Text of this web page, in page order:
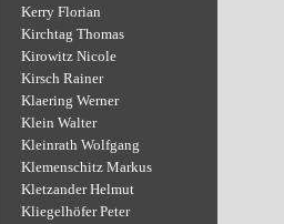
Kerry Florian
Kirchtag Thomas
Kirowitz Nicole
Kirsch Rainer
Klaering Werner
Klein Walter
Kleinrath Wolfgang
Klemenschitz Markus
Kletzander Helmut
Kliegelhöfer Peter